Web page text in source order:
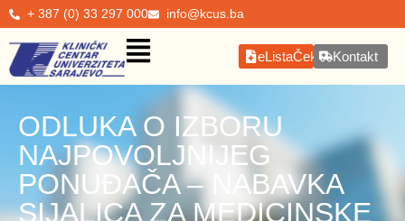
+ 387 (0) 33 297 000 info@kcus.ba
eListaČekanjaKontakt
ODLUKA O IZBORU
NAJPOVOLJNIJEG
PONUĐAČA – NABAVKA
SIJALICA ZA MEDICINSKE